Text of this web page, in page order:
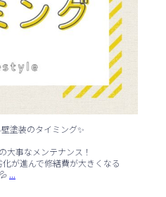
塗装のタイミング✨
大事なメンテナンス！
化が進んで修繕費が大きくなる
...